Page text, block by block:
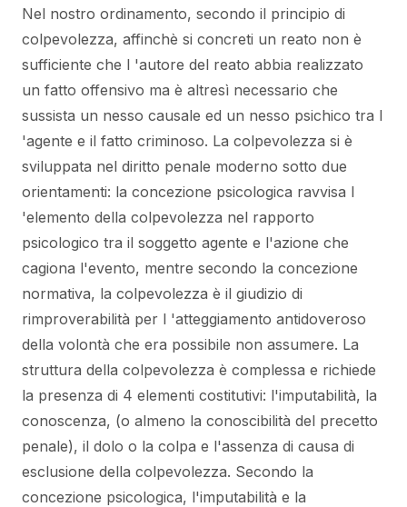
Nel nostro ordinamento, secondo il principio di
colpevolezza, affinchè si concreti un reato non è
sufficiente che l 'autore del reato abbia realizzato
un fatto offensivo ma è altresì necessario che
sussista un nesso causale ed un nesso psichico tra l
'agente e il fatto criminoso. La colpevolezza si è
sviluppata nel diritto penale moderno sotto due
orientamenti: la concezione psicologica ravvisa l
'elemento della colpevolezza nel rapporto
psicologico tra il soggetto agente e l'azione che
cagiona l'evento, mentre secondo la concezione
normativa, la colpevolezza è il giudizio di
rimproverabilità per l 'atteggiamento antidoveroso
della volontà che era possibile non assumere. La
struttura della colpevolezza è complessa e richiede
la presenza di 4 elementi costitutivi: l'imputabilità, la
conoscenza, (o almeno la conoscibilità del precetto
penale), il dolo o la colpa e l'assenza di causa di
esclusione della colpevolezza. Secondo la
concezione psicologica, l'imputabilità e la